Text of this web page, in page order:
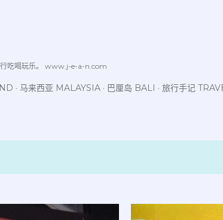
行吃喝玩乐。 www.j-e-a-n.com
马来西亚 MALAYSIA 巴厘岛 BALI 旅行手记